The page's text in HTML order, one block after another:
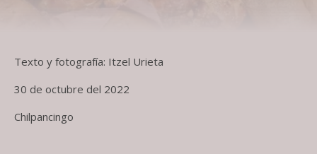
Texto y fotografía: Itzel Urieta
30 de octubre del 2022
Chilpancingo